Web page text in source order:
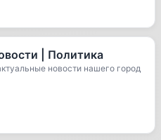
| Политика
новости нашего город